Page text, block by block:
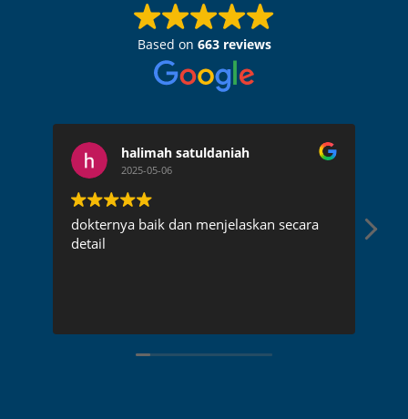
Based on 663 reviews
halimah satuldaniah
2025-05-06
dokternya baik dan menjelaskan secara
detail